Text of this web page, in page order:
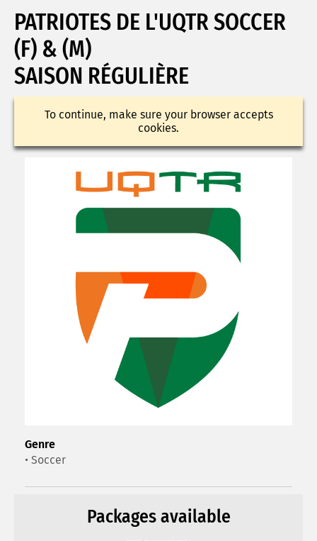
PATRIOTES DE L'UQTR SOCCER
(F) & (M)
SAISON RÉGULIÈRE
To continue, make sure your browser accepts
cookies.
Genre
• Soccer
Packages available